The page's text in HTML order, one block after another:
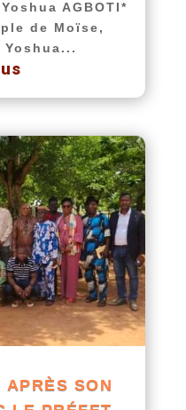
AGBOTI*
de Moïse,
APRÈS SON